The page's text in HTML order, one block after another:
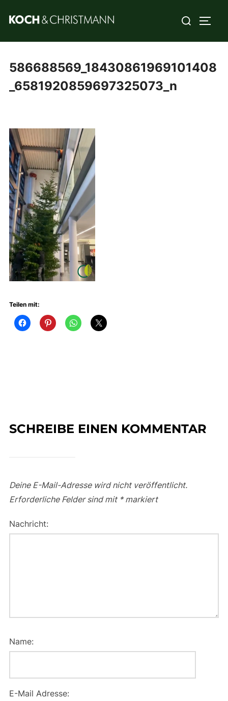
586688569_18430861969101408
_6581920859697325073_n
Teilen mit:
SCHREIBE EINEN KOMMENTAR
Deine E-Mail-Adresse wird nicht veröffentlicht.
Erforderliche Felder sind mit *markiert
Nachricht:
Name:
E-Mail Adresse: